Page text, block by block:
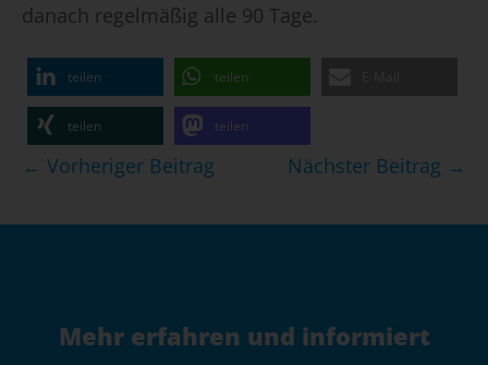
danach regelmäßig alle 90 Tage.
teilen teilen
teilen teilen
Beitragsnavigation
← Vorheriger Beitrag Nächster Beitrag →
Mehr erfahren und informiert